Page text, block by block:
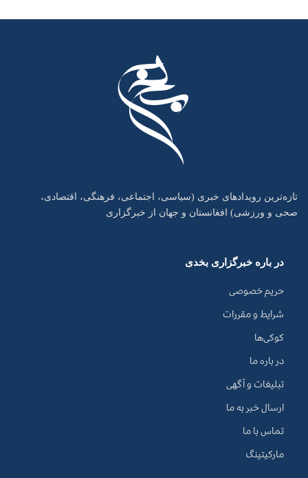
تازه‌ترین رویدادهای خبری (سیاسی، اجتماعی، فرهنگی، اقتصادی،
صحی و ورزشی) افغانستان و جهان از خبرگزاری
در باره خبرگزاری بخدی
حریم خصوصی
شرایط و مقررات
کوکی‌ها
در باره ما
تبلیغات و آگهی
ارسال خبر به ما
تماس با ما
مارکیتینگ